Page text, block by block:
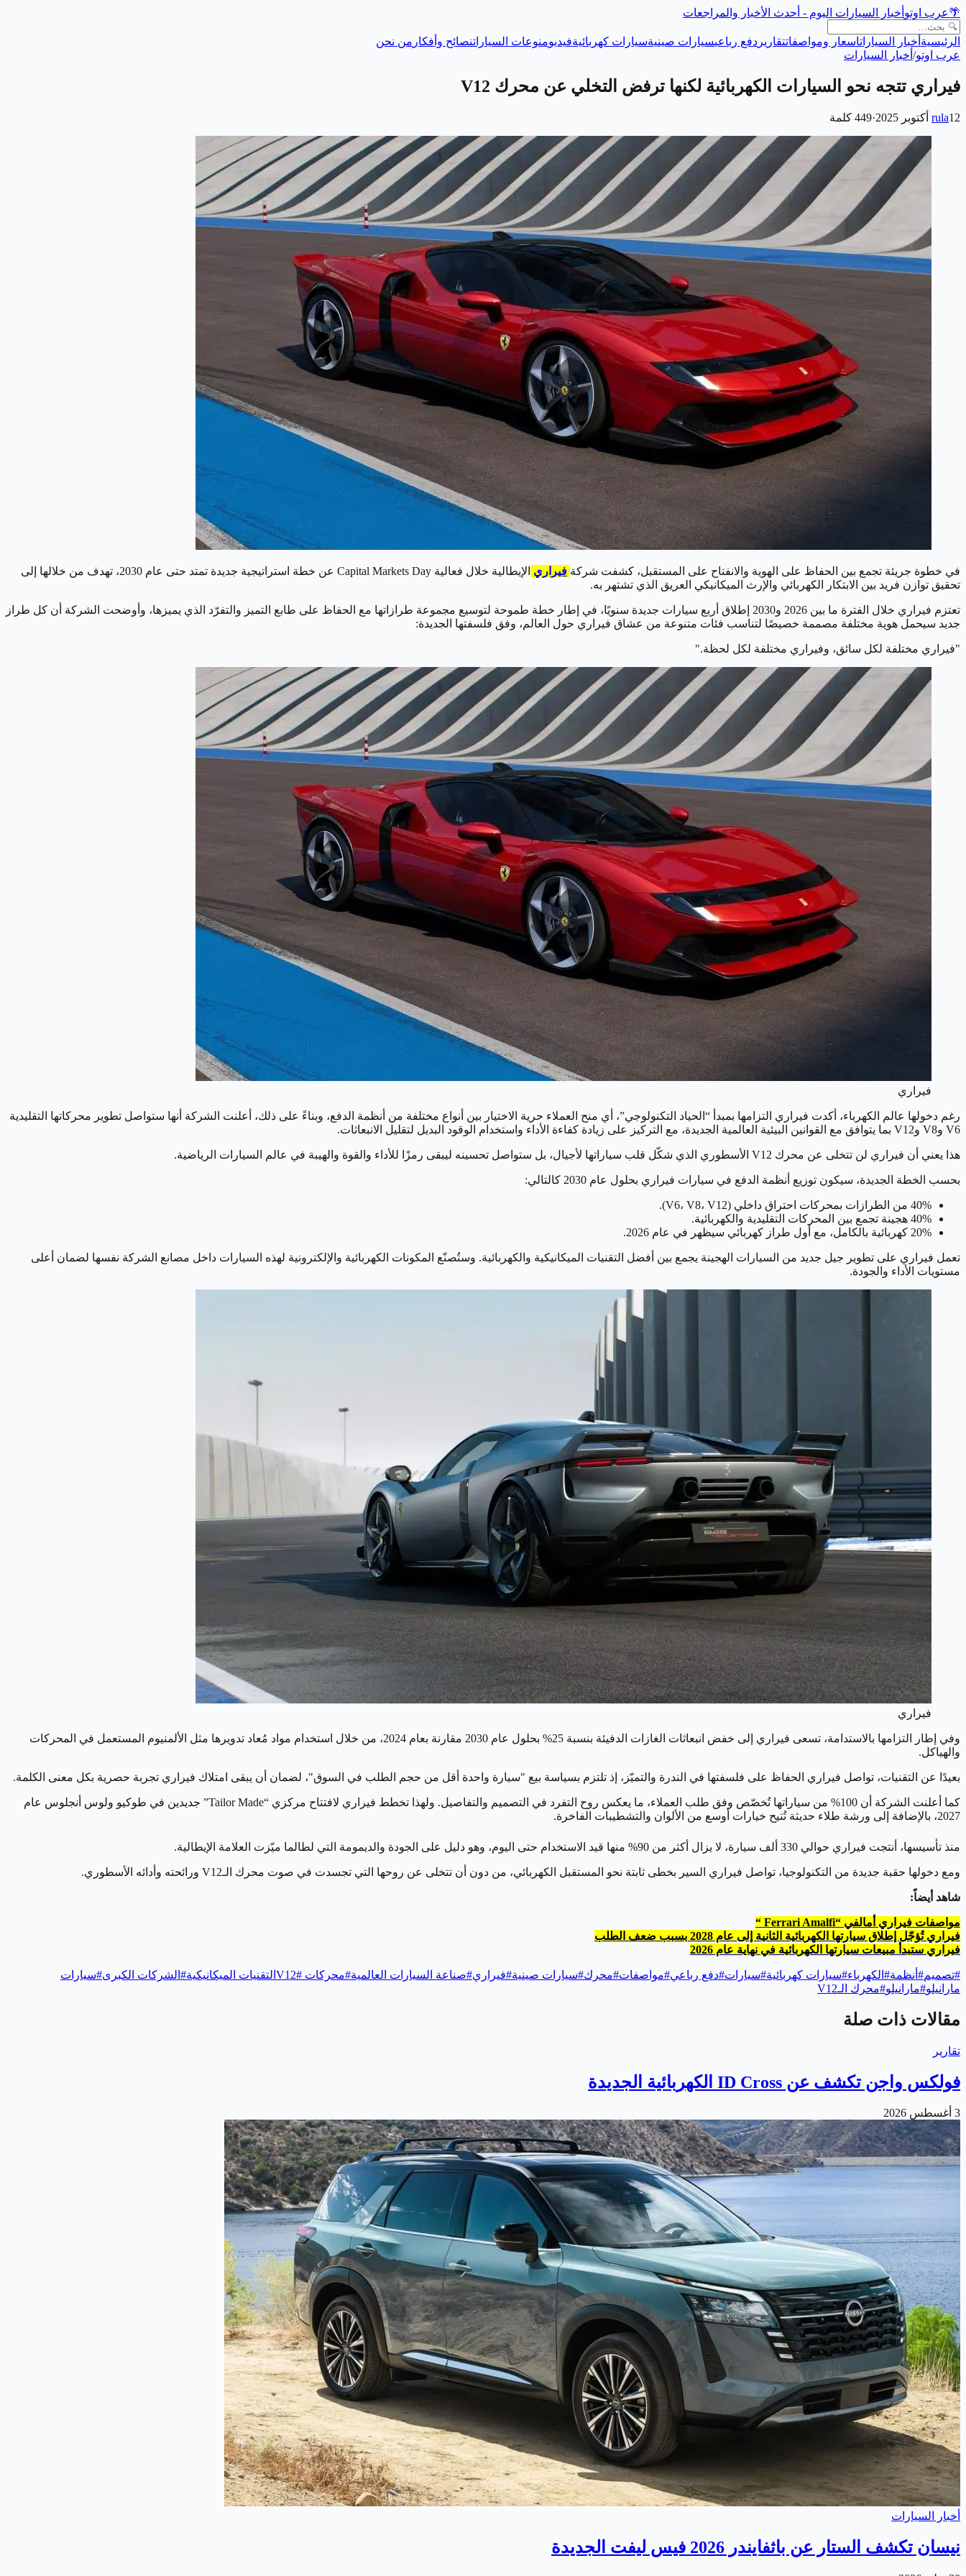
🌴عرب اوتو أخبار السيارات اليوم - أحدث الأخبار والمراجعات
الرئيسية أخبار السياراتاسعار ومواصفاتتقارير دفع رباعيسيارات صينيةسيارات كهربائيةفيديومنوعات السياراتنصائح وأفكار من نحن
عرب اوتو/ أخبار السيارات
فيراري تتجه نحو السيارات الكهربائية لكنها ترفض التخلي عن محرك V12
rula12 أكتوبر 2025 ·
449 كلمة
في خطوة جريئة تجمع بين الحفاظ على الهوية والانفتاح على المستقبل، كشفت شركة فيراري
الإيطالية خلال فعالية Capital Markets Day عن خطة استراتيجية جديدة تمتد حتى عام 2030، تهدف من خلالها إلى
تحقيق توازن فريد بين الابتكار الكهربائي والإرث الميكانيكي العريق الذي تشتهر به.
تعتزم فيراري خلال الفترة ما بين 2026 و2030 إطلاق أربع سيارات جديدة سنويًا، في إطار خطة طموحة لتوسيع مجموعة طرازاتها مع الحفاظ على طابع التميز والتفرّد الذي يميزها، وأوضحت الشركة أن كل طراز
جديد سيحمل هوية مختلفة مصممة خصيصًا لتناسب فئات متنوعة من عشاق فيراري حول العالم، وفق فلسفتها الجديدة:
"فيراري مختلفة لكل سائق، وفيراري مختلفة لكل لحظة."
فيراري
رغم دخولها عالم الكهرباء، أكدت فيراري التزامها بمبدأ “الحياد التكنولوجي”، أي منح العملاء حرية الاختيار بين أنواع مختلفة من أنظمة الدفع، وبناءً على ذلك، أعلنت الشركة أنها ستواصل تطوير محركاتها التقليدية
V6 وV8 وV12 بما يتوافق مع القوانين البيئية العالمية الجديدة، مع التركيز على زيادة كفاءة الأداء واستخدام الوقود البديل لتقليل الانبعاثات.
هذا يعني أن فيراري لن تتخلى عن محرك V12 الأسطوري الذي شكّل قلب سياراتها لأجيال، بل ستواصل تحسينه ليبقى رمزًا للأداء والقوة والهيبة في عالم السيارات الرياضية.
بحسب الخطة الجديدة، سيكون توزيع أنظمة الدفع في سيارات فيراري بحلول عام 2030 كالتالي:
40% من الطرازات بمحركات احتراق داخلي (V6، V8، V12).
40% هجينة تجمع بين المحركات التقليدية والكهربائية.
20% كهربائية بالكامل، مع أول طراز كهربائي سيظهر في عام 2026.
تعمل فيراري على تطوير جيل جديد من السيارات الهجينة يجمع بين أفضل التقنيات الميكانيكية والكهربائية. وستُصنّع المكونات الكهربائية والإلكترونية لهذه السيارات داخل مصانع الشركة نفسها لضمان أعلى
مستويات الأداء والجودة.
فيراري
وفي إطار التزامها بالاستدامة، تسعى فيراري إلى خفض انبعاثات الغازات الدفيئة بنسبة 25% بحلول عام 2030 مقارنة بعام 2024، من خلال استخدام مواد مُعاد تدويرها مثل الألمنيوم المستعمل في المحركات
والهياكل.
بعيدًا عن التقنيات، تواصل فيراري الحفاظ على فلسفتها في الندرة والتميّز، إذ تلتزم بسياسة بيع "سيارة واحدة أقل من حجم الطلب في السوق"، لضمان أن يبقى امتلاك فيراري تجربة حصرية بكل معنى الكلمة.
كما أعلنت الشركة أن 100% من سياراتها تُخصّص وفق طلب العملاء، ما يعكس روح التفرد في التصميم والتفاصيل. ولهذا تخطط فيراري لافتتاح مركزي “Tailor Made” جديدين في طوكيو ولوس أنجلوس عام
2027، بالإضافة إلى ورشة طلاء حديثة تُتيح خيارات أوسع من الألوان والتشطيبات الفاخرة.
منذ تأسيسها، أنتجت فيراري حوالي 330 ألف سيارة، لا يزال أكثر من 90% منها قيد الاستخدام حتى اليوم، وهو دليل على الجودة والديمومة التي لطالما ميّزت العلامة الإيطالية.
ومع دخولها حقبة جديدة من التكنولوجيا، تواصل فيراري السير بخطى ثابتة نحو المستقبل الكهربائي، من دون أن تتخلى عن روحها التي تجسدت في صوت محرك الـV12 ورائحته وأدائه الأسطوري.
شاهد أيضاً:
مواصفات فيراري أمالفي “Ferrari Amalfi “
فيراري تُؤجّل إطلاق سيارتها الكهربائية الثانية إلى عام 2028 بسبب ضعف الطلب
فيراري ستبدأ مبيعات سيارتها الكهربائية في نهاية عام 2026
#تصميم# أنظمة# الكهرباء#سيارات كهربائية#سيارات#دفع رباعي#مواصفات#محرك#سيارات صينية#فيراري#صناعة السيارات العالمية#محركات V12 # التقنيات الميكانيكية# الشركات الكبرى#سيارات
مارانيلو#مارانيلو#محرك الـV12
مقالات ذات صلة
تقارير
فولكس واجن تكشف عن ID Cross الكهربائية الجديدة
3 أغسطس 2026
أخبار السيارات
نيسان تكشف الستار عن باثفايندر 2026 فيس ليفت الجديدة